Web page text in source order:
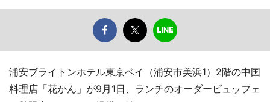
浦安ブライトンホテル東京ベイ（浦安市美浜1）2階の中国
料理店「花かん」が9月1日、ランチのオーダービュッフェ